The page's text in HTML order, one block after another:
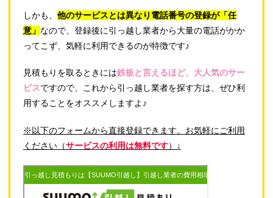
しかも、 他のサービスとは異なり電話番号の登録が「任
意」 なので、登録後に引っ越し業者から大量の電話がかか
ってこず、気軽に利用できるのが特徴です♪
見積もりを取るときには鉄板と言えるほど、大人気のサー
ビスですので、これから引っ越し業者を探す方は、ぜひ利
用することをオススメしますよ♪
※以下のフォームから直接登録できます。お気軽にご利用
ください（サービスの利用は無料です）↓